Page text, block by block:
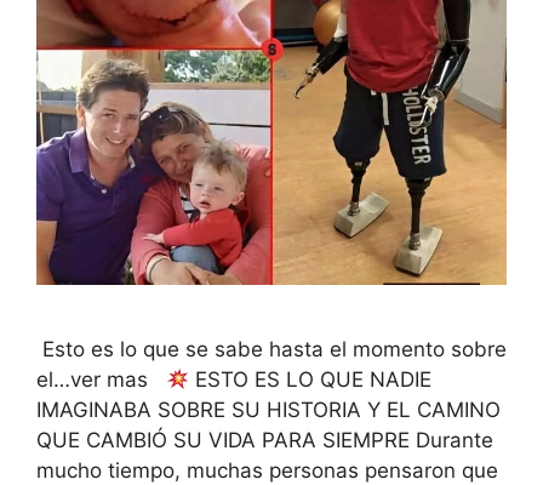
Esto es lo que se sabe hasta el momento sobre
el…ver mas
ESTO ES LO QUE NADIE
IMAGINABA SOBRE SU HISTORIA Y EL CAMINO
QUE CAMBIÓ SU VIDA PARA SIEMPRE Durante
mucho tiempo, muchas personas pensaron que